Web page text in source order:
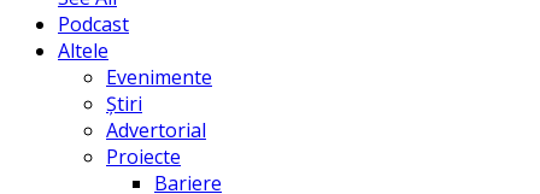
Podcast
Altele
Evenimente
Știri
Advertorial
Proiecte
Bariere